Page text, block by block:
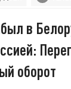
в
оборот